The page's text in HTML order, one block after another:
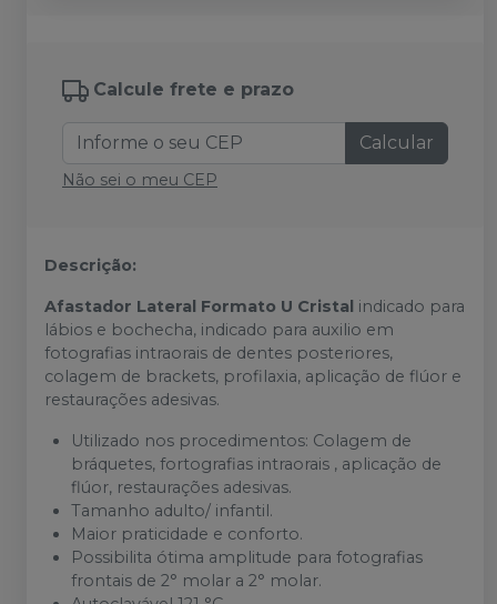
Calcule frete e prazo
Calcular
Não sei o meu CEP
Descrição:
Afastador Lateral Formato U Cristal indicado para
lábios e bochecha, indicado para auxilio em
fotografias intraorais de dentes posteriores,
colagem de brackets, profilaxia, aplicação de flúor e
restaurações adesivas.
Utilizado nos procedimentos: Colagem de
bráquetes, fortografias intraorais , aplicação de
flúor, restaurações adesivas.
Tamanho adulto/ infantil.
Maior praticidade e conforto.
Possibilita ótima amplitude para fotografias
frontais de 2° molar a 2° molar.